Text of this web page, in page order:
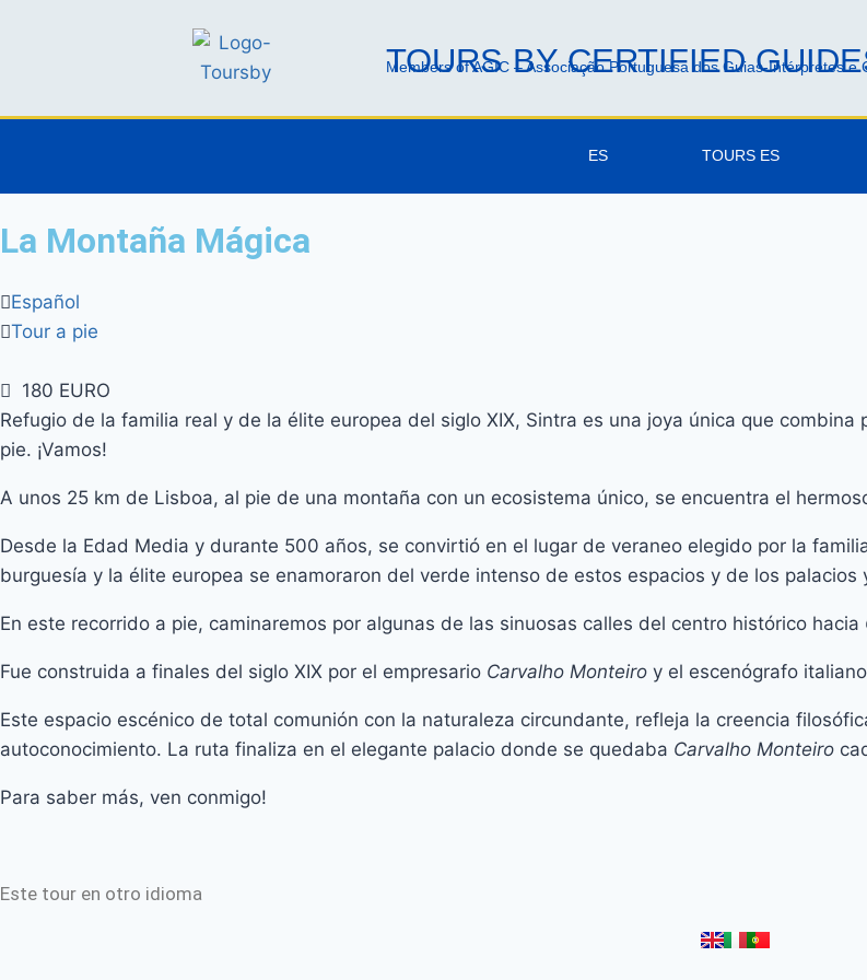
TOURS BY CERTIFIED
Members of AGIC – Associação Portuguesa dos Guias-Intérpretes e
ES TOURS ES
La Montaña Mágica
Español
Tour a pie
180 EURO
Refugio de la familia real y de la élite europea del siglo XIX, Sintra es una joya única que
pie. ¡Vamos!
A unos 25 km de Lisboa, al pie de una montaña con un ecosistema único, se encuentra el
Desde la Edad Media y durante 500 años, se convirtió en el lugar de veraneo elegido por la
burguesía y la élite europea se enamoraron del verde intenso de estos espacios y de los
En este recorrido a pie, caminaremos por algunas de las sinuosas calles del centro histórico hacia
Fue construida a finales del siglo XIX por el empresario Carvalho Monteiro y el escenógrafo italiano
Este espacio escénico de total comunión con la naturaleza circundante, refleja la creencia
autoconocimiento. La ruta finaliza en el elegante palacio donde se quedaba Carvalho Monteiro
Para saber más, ven conmigo!
Este tour en otro idioma